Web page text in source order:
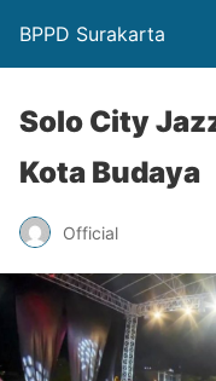
BPPD Surakarta
Solo City
Kota Budaya
Official